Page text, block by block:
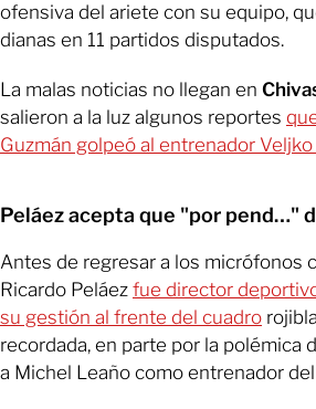
ofensiva del ariete con su equipo,
dianas en 11 partidos disputados.
La malas noticias no llegan en
salieron a la luz algunos reportes
Guzmán golpeó al entrenador
Peláez acepta que "por pend…"
Antes de regresar a los micrófonos
Ricardo Peláez fue director
su gestión al frente del cuadro
recordada, en parte por la polémica
a Michel Leaño como entrenador